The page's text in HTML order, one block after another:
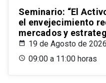
Seminario: “El
el envejecimiento
mercados y
19 de Agosto de 2026
09:00 a 11:00 horas